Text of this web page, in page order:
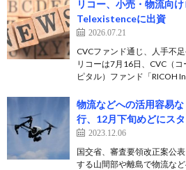
リコー、小売・物流向
Telexistenceに出資
2026.07.21
CVCファンド通じ、人手不
リコーは7月16日、CVC（
ピタル）ファンド「RICOH
物流などへの活用容易
行、12月下旬めどにス
2023.12.06
国交省、審査要領改正案公
する山間部や離島で物流な